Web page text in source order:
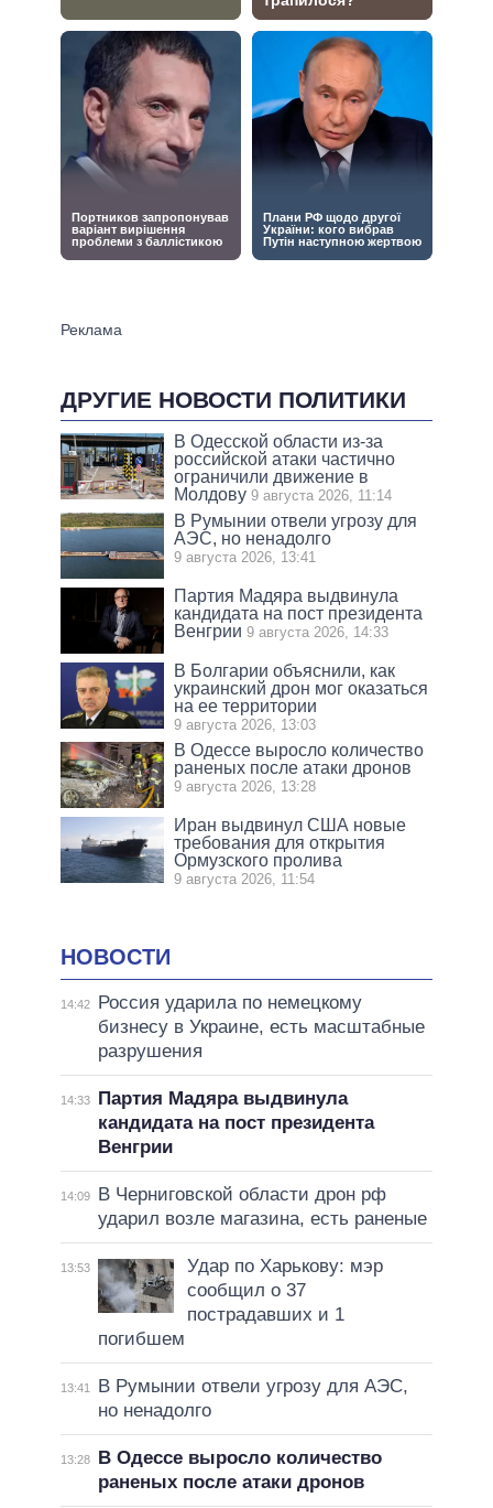
ДРУГИЕ НОВОСТИ ПОЛИТИКИ
В Одесской области из-за
российской атаки частично
ограничили движение в
Молдову 9 августа 2026, 11:14
В Румынии отвели угрозу для
АЭС, но ненадолго
9 августа 2026, 13:41
Партия Мадяра выдвинула
кандидата на пост президента
Венгрии 9 августа 2026, 14:33
В Болгарии объяснили, как
украинский дрон мог оказаться
на ее территории
9 августа 2026, 13:03
В Одессе выросло количество
раненых после атаки дронов
9 августа 2026, 13:28
Иран выдвинул США новые
требования для открытия
Ормузского пролива
9 августа 2026, 11:54
НОВОСТИ
14:42
Россия ударила по немецкому
бизнесу в Украине, есть масштабные
разрушения
14:33
Партия Мадяра выдвинула
кандидата на пост президента
Венгрии
14:09
В Черниговской области дрон рф
ударил возле магазина, есть раненые
13:53
Удар по Харькову: мэр
сообщил о 37
пострадавших и 1
погибшем
13:41
В Румынии отвели угрозу для АЭС,
но ненадолго
13:28
В Одессе выросло количество
раненых после атаки дронов